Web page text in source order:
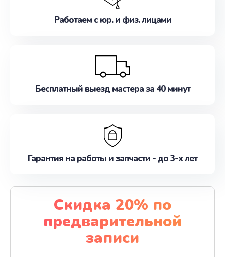
Работаем с юр. и физ. лицами
Бесплатный выезд мастера за 40 минут
Гарантия на работы и запчасти - до 3-х лет
Скидка 20% по
предварительной
записи